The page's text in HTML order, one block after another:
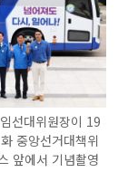
선대위원장이 19
중앙선거대책위
앞에서 기념촬영